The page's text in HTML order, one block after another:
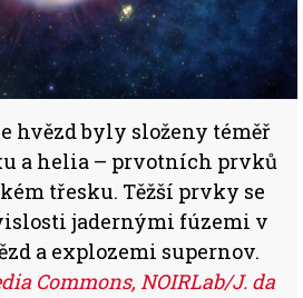
hvězd byly složeny téměř
a helia – prvotních prvků
třesku. Těžší prvky se
jadernými fúzemi v
a explozemi supernov.
Commons, NOIRLab/J. da